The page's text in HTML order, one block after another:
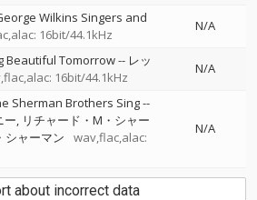
Wilkins Singers and
16bit/44.1kHz
N/A
Beautiful Tomorrow-- レッ
16bit/44.1kHz
N/A
Sherman Brothers Sing--
ー リチャード・M・シャー
シャーマン
wav,flac,alac:
N/A
about incorrect data